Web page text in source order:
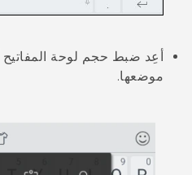
أعِد ضبط حجم لوحة المفاتيح
موضعها.